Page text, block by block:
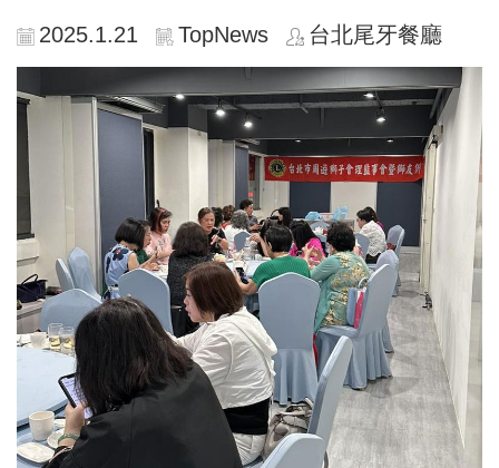
2025.1.21 TopNews 台北尾牙餐廳